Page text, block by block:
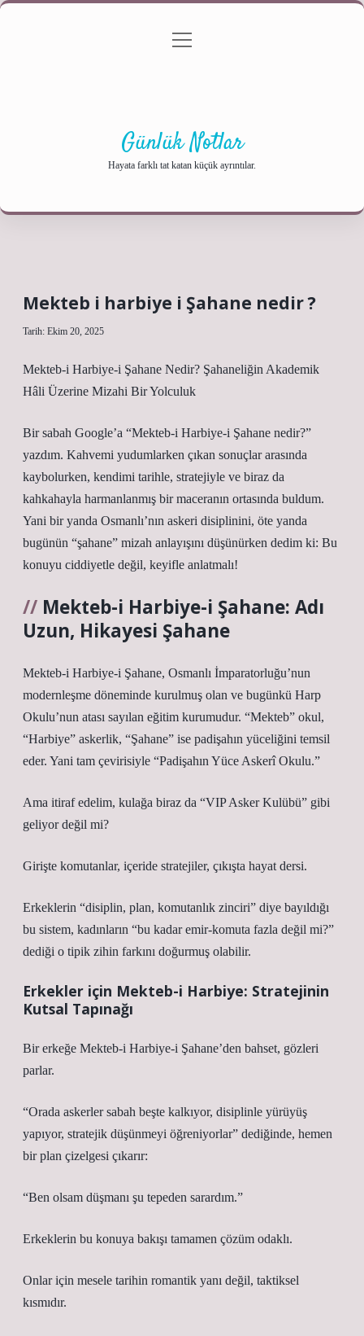
Gizlilik Politikası
menüyü
Günlük Notlar
Hayata farklı tat katan küçük ayrıntılar.
Mekteb i harbiye i Şahane nedir ?
Tarih: Ekim 20, 2025
Mekteb-i Harbiye-i Şahane Nedir? Şahaneliğin Akademik
Hâli Üzerine Mizahi Bir Yolculuk
Bir sabah Google’a “Mekteb-i Harbiye-i Şahane nedir?”
yazdım. Kahvemi yudumlarken çıkan sonuçlar arasında
kaybolurken, kendimi tarihle, stratejiyle ve biraz da
kahkahayla harmanlanmış bir maceranın ortasında buldum.
Yani bir yanda Osmanlı’nın askeri disiplinini, öte yanda
bugünün “şahane” mizah anlayışını düşünürken dedim ki: Bu
konuyu ciddiyetle değil, keyifle anlatmalı!
Mekteb-i Harbiye-i Şahane: Adı
Uzun, Hikayesi Şahane
Mekteb-i Harbiye-i Şahane, Osmanlı İmparatorluğu’nun
modernleşme döneminde kurulmuş olan ve bugünkü Harp
Okulu’nun atası sayılan eğitim kurumudur. “Mekteb” okul,
“Harbiye” askerlik, “Şahane” ise padişahın yüceliğini temsil
eder. Yani tam çevirisiyle “Padişahın Yüce Askerî Okulu.”
Ama itiraf edelim, kulağa biraz da “VIP Asker Kulübü” gibi
geliyor değil mi?
Girişte komutanlar, içeride stratejiler, çıkışta hayat dersi.
Erkeklerin “disiplin, plan, komutanlık zinciri” diye bayıldığı
bu sistem, kadınların “bu kadar emir-komuta fazla değil mi?”
dediği o tipik zihin farkını doğurmuş olabilir.
Erkekler için Mekteb-i Harbiye: Stratejinin
Kutsal Tapınağı
Bir erkeğe Mekteb-i Harbiye-i Şahane’den bahset, gözleri
parlar.
“Orada askerler sabah beşte kalkıyor, disiplinle yürüyüş
yapıyor, stratejik düşünmeyi öğreniyorlar” dediğinde, hemen
bir plan çizelgesi çıkarır:
“Ben olsam düşmanı şu tepeden sarardım.”
Erkeklerin bu konuya bakışı tamamen çözüm odaklı.
Onlar için mesele tarihin romantik yanı değil, taktiksel
kısmıdır.